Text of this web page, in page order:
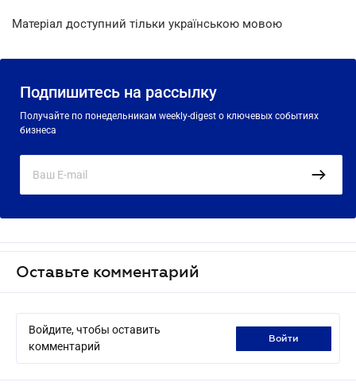
Матеріал доступний тільки українською мовою
Подпишитесь на рассылку
Получайте по понедельникам weekly-digest о ключевых событиях
бизнеса
Оставьте комментарий
Войдите, чтобы оставить
комментарий
войти